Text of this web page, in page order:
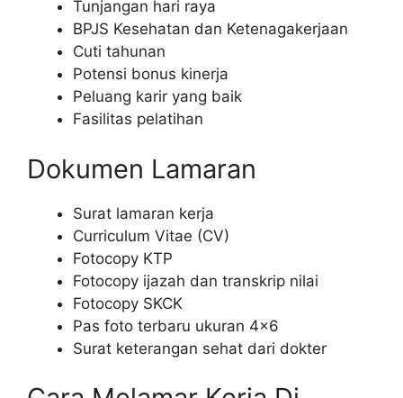
Tunjangan hari raya
BPJS Kesehatan dan Ketenagakerjaan
Cuti tahunan
Potensi bonus kinerja
Peluang karir yang baik
Fasilitas pelatihan
Dokumen Lamaran
Surat lamaran kerja
Curriculum Vitae (CV)
Fotocopy KTP
Fotocopy ijazah dan transkrip nilai
Fotocopy SKCK
Pas foto terbaru ukuran 4×6
Surat keterangan sehat dari dokter